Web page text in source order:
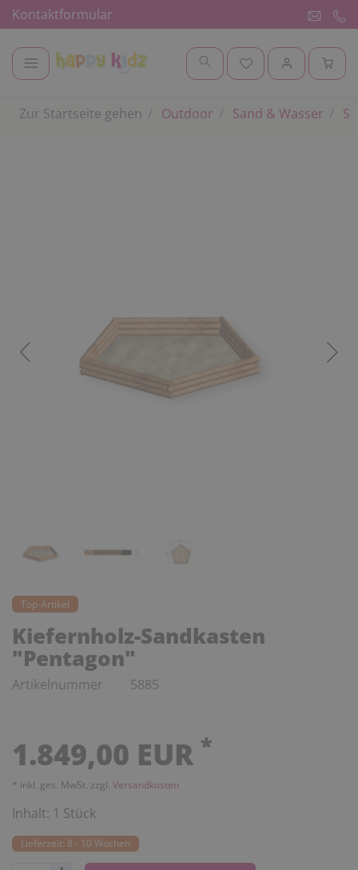
Kontaktformular
Zur Startseite gehen Outdoor Sand & Wasser
Top-Artikel
Kiefernholz-Sandkasten
"Pentagon"
Artikelnummer 5885
1.849,00 EUR *
* inkl. ges. MwSt. zzgl. Versandkosten
Inhalt: 1 Stück
Lieferzeit: 8 - 10 Wochen